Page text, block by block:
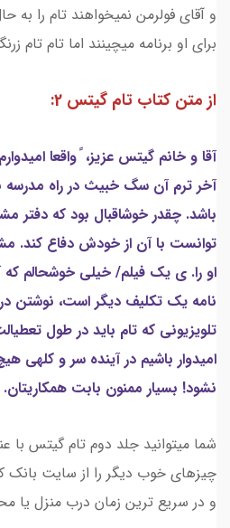
و آقای فولرمن نمیخواهند تام را به
برای او برنامه میچینند اما تام
از متن کتاب تام گیتس 2:
آقا و خانم گیتس عزیز، ً واقعا
آخر ترم آن سگ خبیث در راه
باشد. چقدر خوشاقبال بود که
توانست با آن از خودش دفاع کند.
او را. ی یک فیلم/ خیلی خوشحالم
نامه یک تکلیف دیگر است، نوشتن
تلویزیونی که تام باید در طول
امیدوار باشیم در آینده سر و کلهی
نشود! بسیار ممنون بابت همکاریتان.
شما میتوانید جلد دوم تام گیتس با
چیزهای خوب دیگر را از سایت
و در سریع ترین زمان درب منزل یا